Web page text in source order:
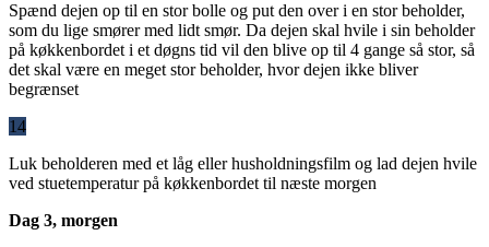
Spænd dejen op til en stor bolle og put den over i en stor beholder,
som du lige smører med lidt smør. Da dejen skal hvile i sin beholder
på køkkenbordet i et døgns tid vil den blive op til 4 gange så stor, så
det skal være en meget stor beholder, hvor dejen ikke bliver
begrænset
14
Luk beholderen med et låg eller husholdningsfilm og lad dejen hvile
ved stuetemperatur på køkkenbordet til næste morgen
Dag 3, morgen